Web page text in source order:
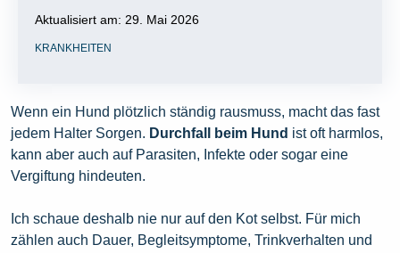
Aktualisiert am: 29. Mai 2026
KRANKHEITEN
Wenn ein Hund plötzlich ständig rausmuss, macht das fast
jedem Halter Sorgen. Durchfall beim Hund ist oft harmlos,
kann aber auch auf Parasiten, Infekte oder sogar eine
Vergiftung hindeuten.
Ich schaue deshalb nie nur auf den Kot selbst. Für mich
zählen auch Dauer, Begleitsymptome, Trinkverhalten und